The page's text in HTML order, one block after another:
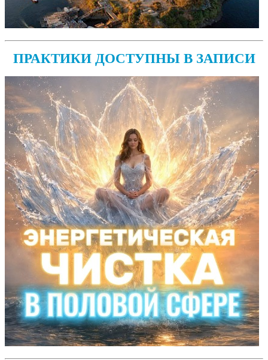
ПРАКТИКИ ДОСТУПНЫ В ЗАПИСИ